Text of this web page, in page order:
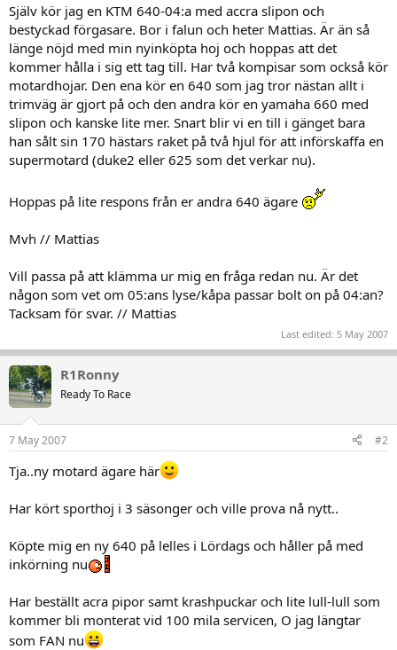
Själv kör jag en KTM 640-04:a med accra slipon och
bestyckad förgasare. Bor i falun och heter Mattias. Är än så
länge nöjd med min nyinköpta hoj och hoppas att det
kommer hålla i sig ett tag till. Har två kompisar som också kör
motardhojar. Den ena kör en 640 som jag tror nästan allt i
trimväg är gjort på och den andra kör en yamaha 660 med
slipon och kanske lite mer. Snart blir vi en till i gänget bara
han sålt sin 170 hästars raket på två hjul för att införskaffa en
supermotard (duke2 eller 625 som det verkar nu).
Hoppas på lite respons från er andra 640 ägare
Mvh // Mattias
Vill passa på att klämma ur mig en fråga redan nu. Är det
någon som vet om 05:ans lyse/kåpa passar bolt on på 04:an?
Tacksam för svar. // Mattias
Last edited: 5 May 2007
R1Ronny
Ready To Race
7 May 2007 #2
Tja..ny motard ägare här
Har kört sporthoj i 3 säsonger och ville prova nå nytt..
Köpte mig en ny 640 på lelles i Lördags och håller på med
inkörning nu
Har beställt acra pipor samt krashpuckar och lite lull-lull som
kommer bli monterat vid 100 mila servicen, O jag längtar
som FAN nu